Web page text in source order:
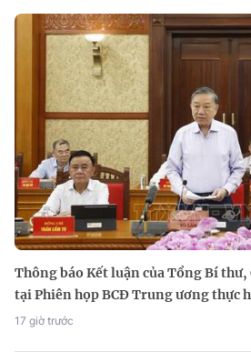
Thông báo Kết luận của Tổng Bí thư,
tại Phiên họp BCĐ Trung ương thực
17 giờ trước